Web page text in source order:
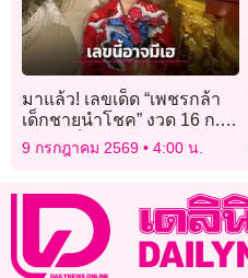
มาแล้ว! เลขเด็ด “เพชรกล้า
เด็กชายนำโชค” งวด 16 ก.ค.
69 จัดเต็มเลขท้าย 2 ตัว-เลข
ปิงปอง ลุ้นรวยครั้งที่ 169
9 กรกฎาคม 2569 4:00 น.